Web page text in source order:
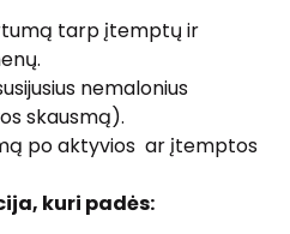
tarp įtemptų ir
nemalonius
skausmą).
po aktyvios ar įtemptos
kuri padės: